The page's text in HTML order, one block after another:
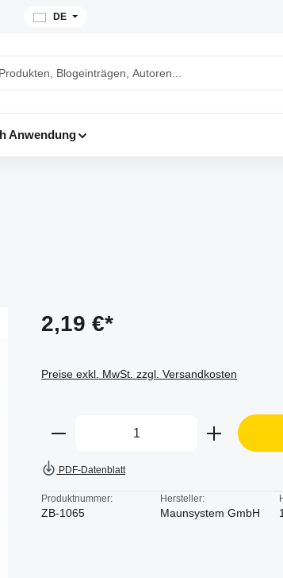
DE
Anwendung
2,19 €*
Preise exkl. MwSt. zzgl. Versandkosten
Produkt Anzahl: Gib den
PDF-Datenblatt
Produktnummer:
ZB-1065
Hersteller:
Maunsystem GmbH